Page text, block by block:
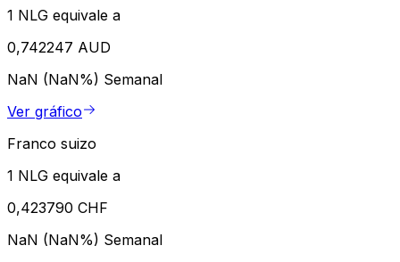
1 NLG equivale a
0,742247 AUD
NaN (NaN%) Semanal
Ver gráfico
Franco suizo
1 NLG equivale a
0,423790 CHF
NaN (NaN%) Semanal